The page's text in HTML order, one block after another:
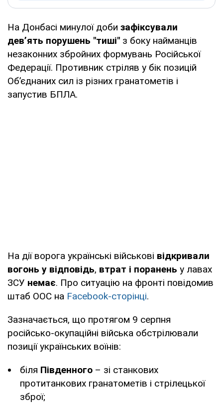
На Донбасі минулої доби зафіксували
дев’ять порушень "тиші" з боку найманців
незаконних збройних формувань Російської
Федерації. Противник стріляв у бік позицій
Об’єднаних сил із різних гранатометів і
запустив БПЛА.
На дії ворога українські військові відкривали
вогонь у відповідь, втрат і поранень у лавах
ЗСУ немає. Про ситуацію на фронті повідомив
штаб ООС на Facebook-сторінці.
Зазначається, що протягом 9 серпня
російсько-окупаційні війська обстрілювали
позиції українських воїнів:
біля Південного – зі станкових
протитанкових гранатометів і стрілецької
зброї;